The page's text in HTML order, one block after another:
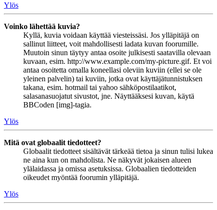
Ylös
Voinko lähettää kuvia?
Kyllä, kuvia voidaan käyttää viesteissäsi. Jos ylläpitäjä on
sallinut liitteet, voit mahdollisesti ladata kuvan foorumille.
Muutoin sinun täytyy antaa osoite julkisesti saatavilla olevaan
kuvaan, esim. http://www.example.com/my-picture.gif. Et voi
antaa osoitetta omalla koneellasi oleviin kuviin (ellei se ole
yleinen palvelin) tai kuviin, jotka ovat käyttäjätunnistuksen
takana, esim. hotmail tai yahoo sähköpostilaatikot,
salasanasuojatut sivustot, jne. Näyttääksesi kuvan, käytä
BBCoden [img]-tagia.
Ylös
Mitä ovat globaalit tiedotteet?
Globaalit tiedotteet sisältävät tärkeää tietoa ja sinun tulisi lukea
ne aina kun on mahdolista. Ne näkyvät jokaisen alueen
ylälaidassa ja omissa asetuksissa. Globaalien tiedotteiden
oikeudet myöntää foorumin ylläpitäjä.
Ylös